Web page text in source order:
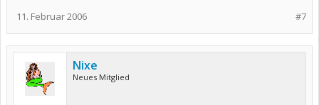
#7
11. Februar 2006
Nixe
Neues Mitglied